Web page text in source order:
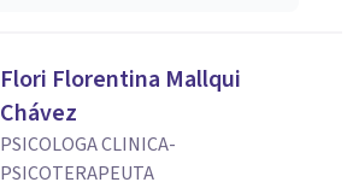
Flori Florentina Mallqui
Chávez
PSICOLOGA CLINICA-
PSICOTERAPEUTA